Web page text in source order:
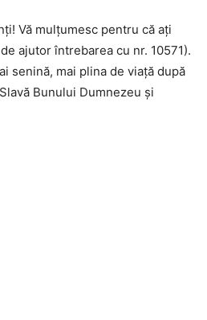
Vă mulţumesc pentru că aţi
ajutor întrebarea cu nr. 10571).
senină, mai plina de viaţă după
Bunului Dumnezeu şi